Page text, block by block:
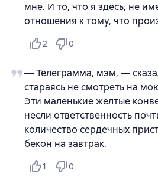
мне. И то, что я здесь, не
отношения к тому, что
2 0
— Телеграмма, мэм, —
стараясь не смотреть на
Эти маленькие желтые
несли ответственность
количество сердечных
бекон на завтрак.
1 0